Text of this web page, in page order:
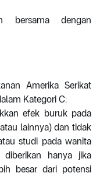
bersama dengan
Amerika Serikat
Kategori C:
efek buruk pada
lainnya) dan tidak
studi pada wanita
hanya jika
besar dari potensi